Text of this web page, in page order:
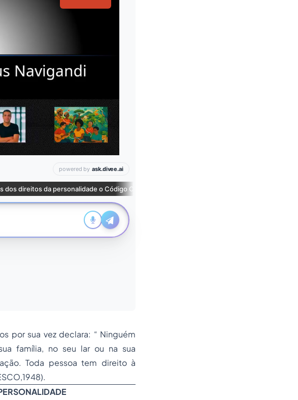
por sua vez declara: “ Ninguém
família, no seu lar ou na sua
Toda pessoa tem direito à